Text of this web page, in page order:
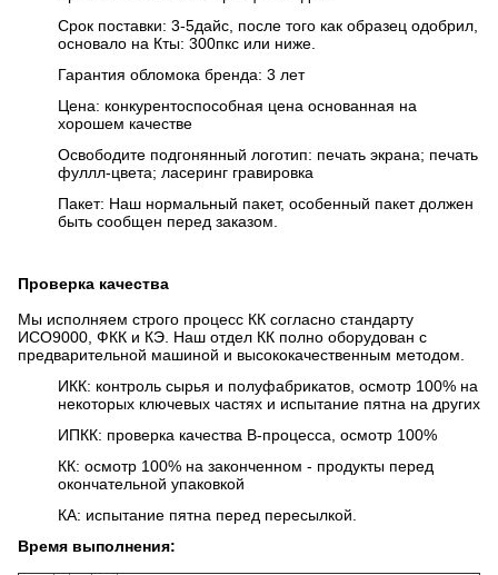
Срок поставки: 3-5дайс, после того как образец одобрил,
основало на Кты: 300пкс или ниже.
Гарантия обломока бренда: 3 лет
Цена: конкурентоспособная цена основанная на
хорошем качестве
Освободите подгонянный логотип: печать экрана; печать
фуллл-цвета; ласеринг гравировка
Пакет: Наш нормальный пакет, особенный пакет должен
быть сообщен перед заказом.
Проверка качества
Мы исполняем строго процесс КК согласно стандарту
ИСО9000, ФКК и КЭ. Наш отдел КК полно оборудован с
предварительной машиной и высококачественным методом.
ИКК: контроль сырья и полуфабрикатов, осмотр 100% на
некоторых ключевых частях и испытание пятна на других
ИПКК: проверка качества В-процесса, осмотр 100%
КК: осмотр 100% на законченном - продукты перед
окончательной упаковкой
КА: испытание пятна перед пересылкой.
Время выполнения: